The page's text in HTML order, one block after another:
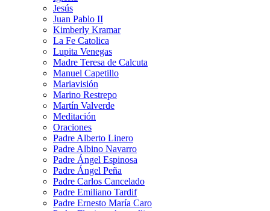
Jesús
Juan Pablo II
Kimberly Kramar
La Fe Catolica
Lupita Venegas
Madre Teresa de Calcuta
Manuel Capetillo
Mariavisión
Marino Restrepo
Martín Valverde
Meditación
Oraciones
Padre Alberto Linero
Padre Albino Navarro
Padre Ángel Espinosa
Padre Ángel Peña
Padre Carlos Cancelado
Padre Emiliano Tardif
Padre Ernesto María Caro